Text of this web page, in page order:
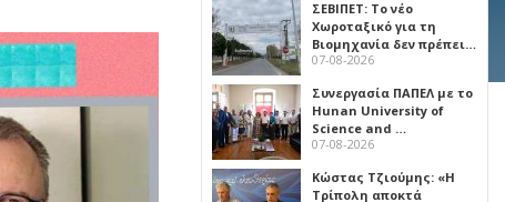
ΣΕΒΙΠΕΤ: Το νέο
Χωροταξικό για τη
Βιομηχανία δεν πρέπει…
07-08-2026
Συνεργασία ΠΑΠΕΛ με το
Hunan University of
Science and …
07-08-2026
Κώστας Τζιούμης: «Η
Τρίπολη αποκτά